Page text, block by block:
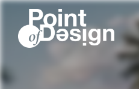
POINT OF
Magazyn drukowany "Point of